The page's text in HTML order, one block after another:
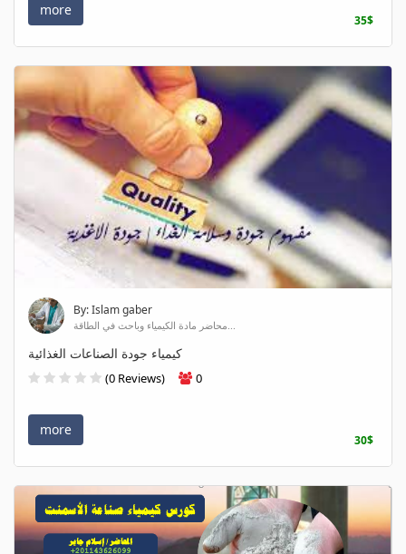
more
35$
By: Islam gaber
محاضر مادة الكيمياء وباحث في الطاقة...
كيمياء جودة الصناعات الغذائية
(0 Reviews) 0
more
30$